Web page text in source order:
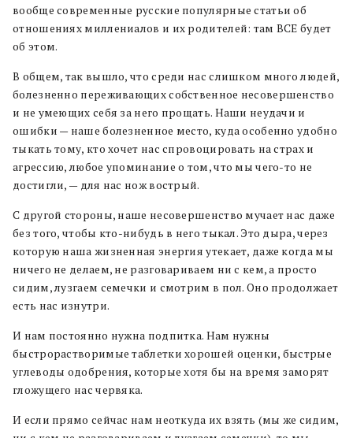
вообще современные русские популярные статьи об
отношениях миллениалов и их родителей: там ВСЕ будет
об этом.
В общем, так вышло, что среди нас слишком много людей,
болезненно переживающих собственное несовершенство
и не умеющих себя за него прощать. Наши неудачи и
ошибки — наше болезненное место, куда особенно удобно
тыкать тому, кто хочет нас спровоцировать на страх и
агрессию, любое упоминание о том, что мы чего-то не
достигли, — для нас нож вострый.
С другой стороны, наше несовершенство мучает нас даже
без того, чтобы кто-нибудь в него тыкал. Это дыра, через
которую наша жизненная энергия утекает, даже когда мы
ничего не делаем, не разговариваем ни с кем, а просто
сидим, лузгаем семечки и смотрим в пол. Оно продолжает
есть нас изнутри.
И нам постоянно нужна подпитка. Нам нужны
быстрорастворимые таблетки хорошей оценки, быстрые
углеводы одобрения, которые хотя бы на время заморят
гложущего нас червяка.
И если прямо сейчас нам неоткуда их взять (мы же сидим,